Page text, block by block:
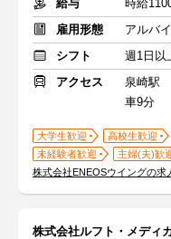
給与
時給
雇用形態
アルバ
シフト
週1日以
アクセス
泉崎駅
車9分
大学生歓迎 高校生歓迎
未経験者歓迎
主婦(夫)歓
株式会社ENEOSウイングの求
株式会社ルフト・メディ